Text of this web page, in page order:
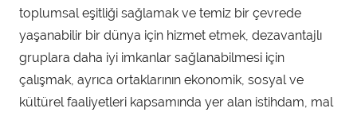
toplumsal eşitliği sağlamak ve temiz bir çevrede
yaşanabilir bir dünya için hizmet etmek, dezavantajlı
gruplara daha iyi imkanlar sağlanabilmesi için
çalışmak, ayrıca ortaklarının ekonomik, sosyal ve
kültürel faaliyetleri kapsamında yer alan istihdam, mal